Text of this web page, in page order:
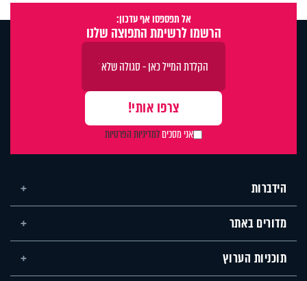
אל תפספסו אף עדכון:
הרשמו לרשימת התפוצה שלנו
אני מסכיםלמדיניות הפרטיות
הידברות
מדורים באתר
תוכניות הערוץ